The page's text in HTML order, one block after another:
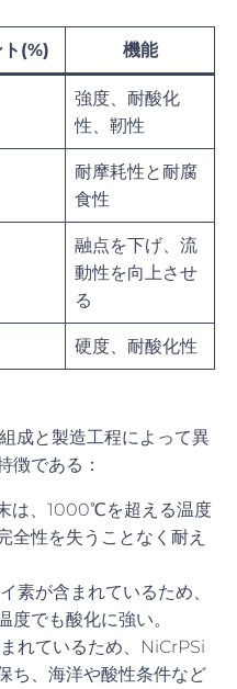
(%) 機能
強度、耐酸化
性、靭性
耐摩耗性と耐腐
食性
融点を下げ、流
動性を向上させ
る
硬度、耐酸化性
成と製造工程によって異
徴である：
は、1000℃を超える温度
全性を失うことなく耐え
素が含まれているため、
度でも酸化に強い。
れているため、NiCrPSi
ち、海洋や酸性条件など